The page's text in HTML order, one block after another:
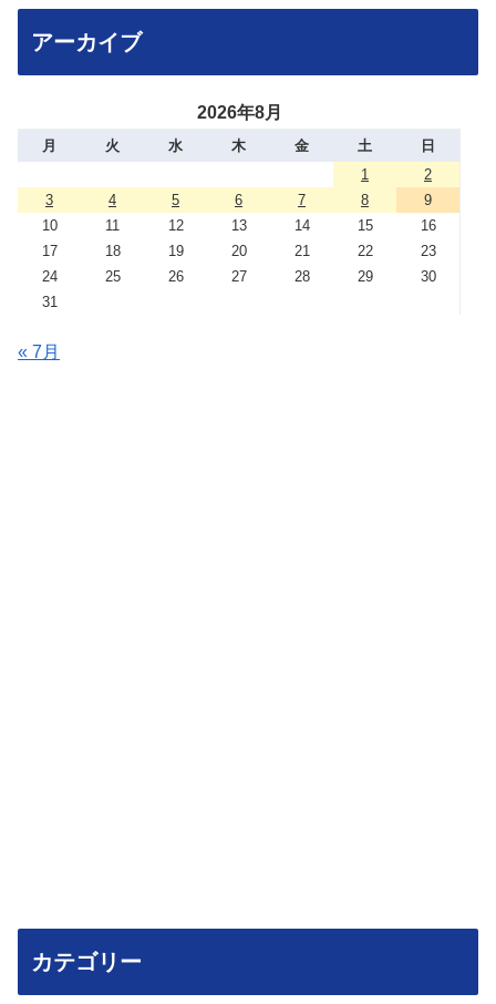
アーカイブ
2026年8月
月 火 水 木 金 土
日
1
2
3
4 5 6 7 8
9
10
11 12 13 14 15
16
17
18 19 20 21 22
23
24
25 26 27 28 29
30
31
« 7月
カテゴリー